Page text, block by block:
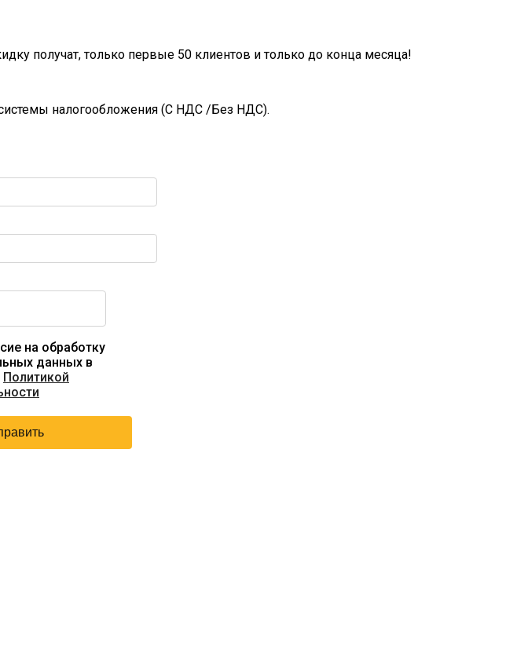
получат, только первые 50 клиентов и только до конца месяца!
системы налогообложения (С НДС /Без НДС).
на обработку
данных в
Политикой